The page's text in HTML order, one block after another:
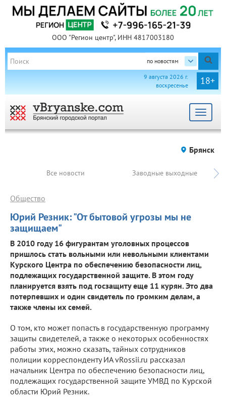
ООО "Регион центр", ИНН 4817003180
по новостям
18+
9 августа 2026 г.
воскресенье
Toggle
Брянск
Все новости Заводные выходные
Юрий Резник: "От бытовой угрозы мы не
защищаем"
Общество
В 2010 году 16 фигурантам уголовных процессов
пришлось стать вольными или невольными клиентами
Курского Центра по обеспечению безопасности лиц,
подлежащих государственной защите. В этом году
планируется взять под госзащиту еще 11 курян. Это два
потерпевших и один свидетель по громким делам, а
также члены их семей.
О том, кто может попасть в государственную программу
защиты свидетелей, а также о некоторых особенностях
работы этих, можно сказать, тайных сотрудников
полиции корреспонденту ИА vRossii.ru рассказал
начальник Центра по обеспечению безопасности лиц,
подлежащих государственной защите УМВД по Курской
области Юрий Резник.